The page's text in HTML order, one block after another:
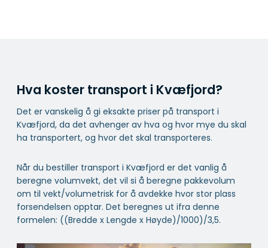
Hva koster transport i Kvæfjord?
Det er vanskelig å gi eksakte priser på transport i
Kvæfjord, da det avhenger av hva og hvor mye du skal
ha transportert, og hvor det skal transporteres.
Når du bestiller transport i Kvæfjord er det vanlig å
beregne volumvekt, det vil si å beregne pakkevolum
om til vekt/volumetrisk for å avdekke hvor stor plass
forsendelsen opptar. Det beregnes ut ifra denne
formelen: ((Bredde x Lengde x Høyde)/1000)/3,5.